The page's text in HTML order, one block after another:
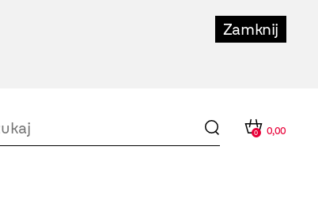
Zamknij
0 0,00